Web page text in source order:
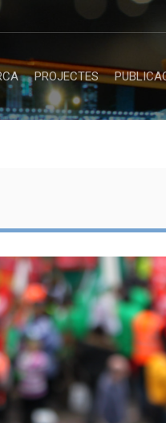
PROJECTES